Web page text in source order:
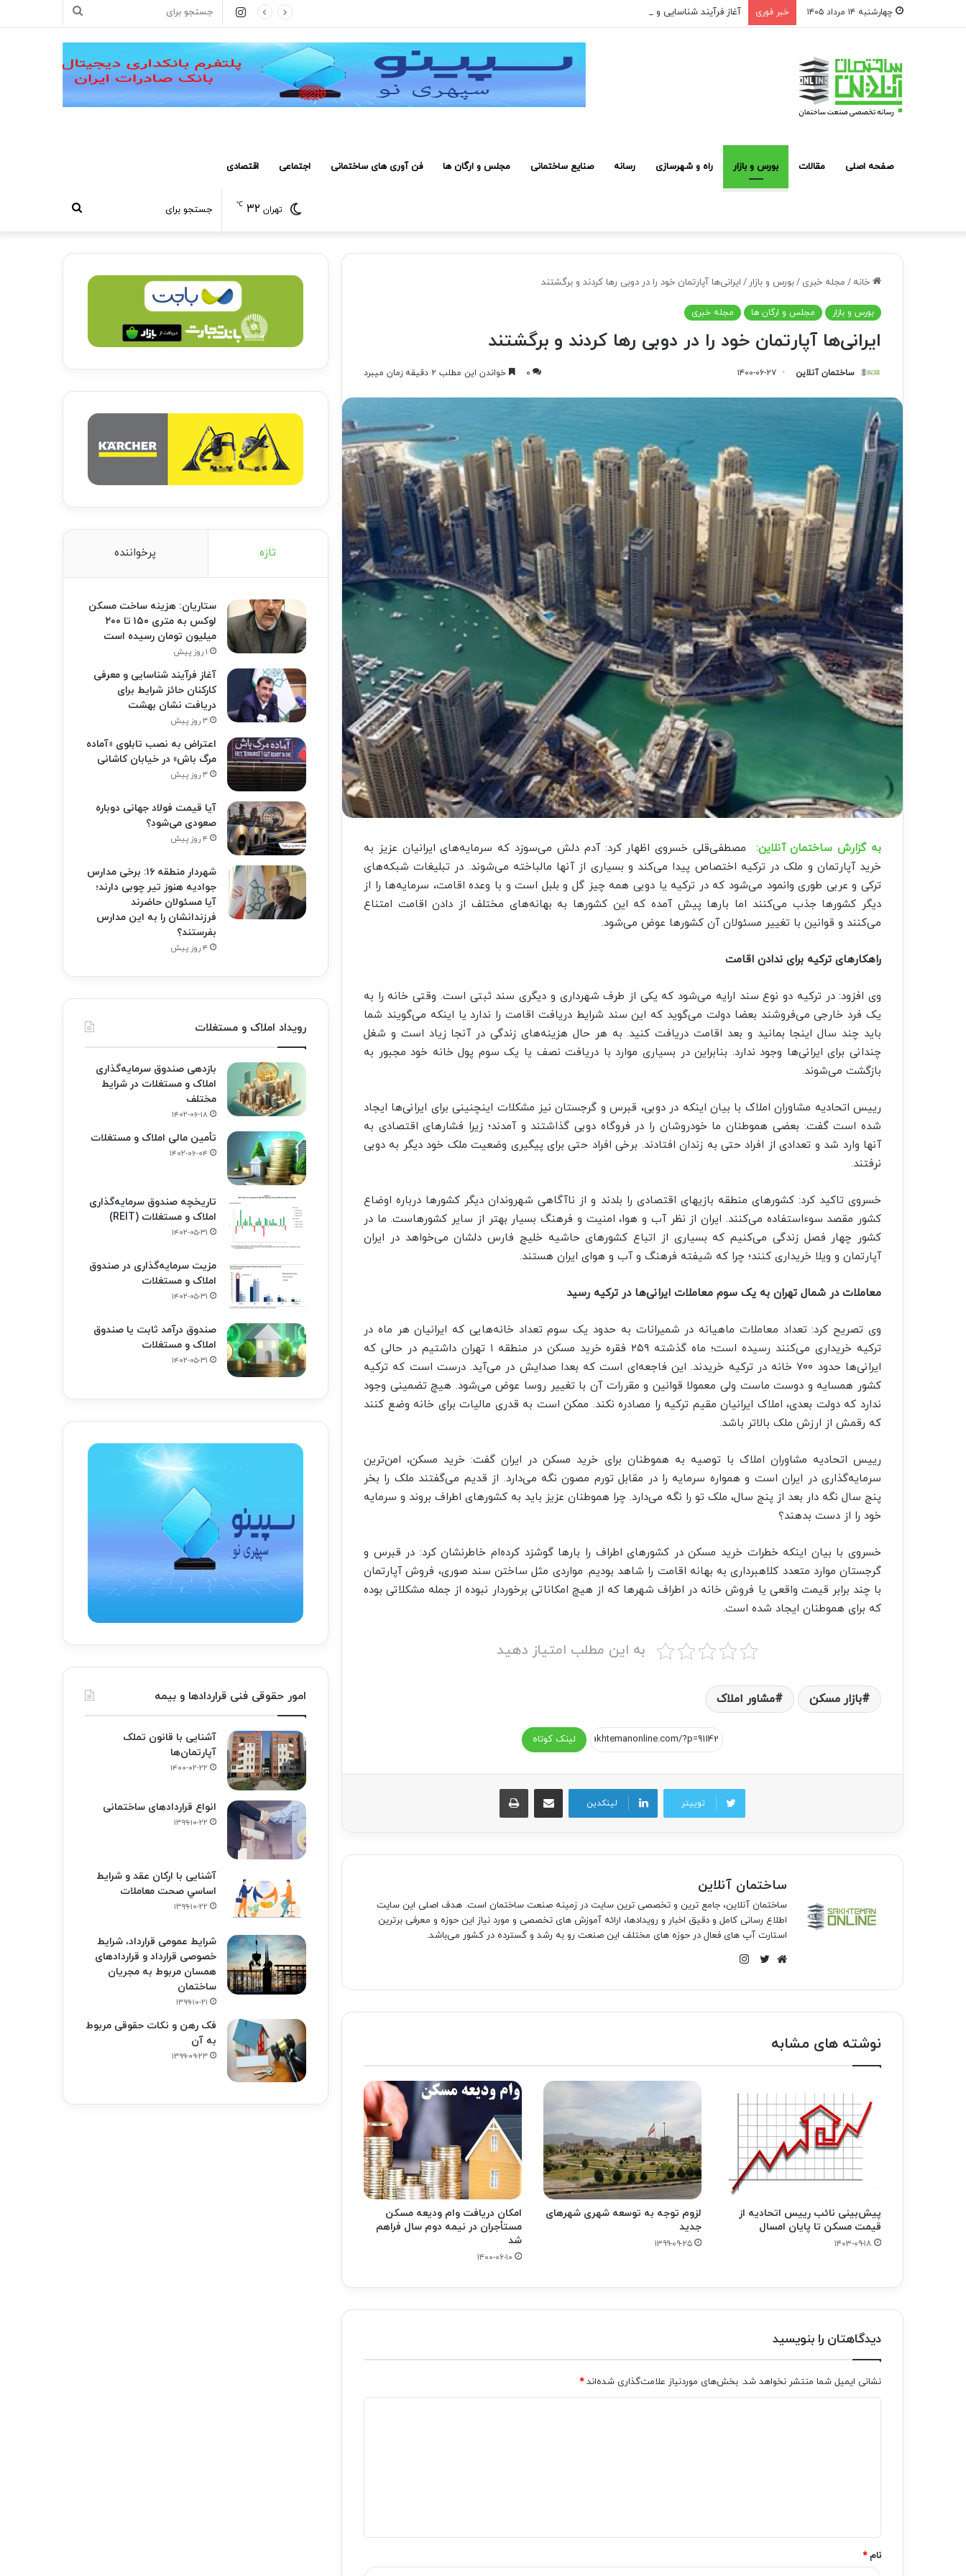
چهارشنبه ۱۴ مرداد ۱۴۰۵ خبر فوری آغاز فرآیند شناسایی و معرفی کارکنان حائز شرایط برای دریافت نشان بهشت
جستجو
اینستاگرام
صفحه اصلی مقالات بورس و بازار راه و شهرسازی رسانه صنایع ساختمانی مجلس و ارگان ها فن آوری های ساختمانی اجتماعی اقتصادی
جستجو
برای
تهران ۳۲ ℃
خانه / مجله خبری /بورس و بازار / ایرانی‌ها آپارتمان خود را در دوبی رها کردند و برگشتند
بورس و بازار مجلس و ارگان ها مجله خبری
ایرانی‌ها آپارتمان خود را در دوبی رها کردند و برگشتند
ساختمان آنلاین ۱۴۰۰-۰۶-۲۷ ۰ خواندن این مطلب ۲ دقیقه زمان میبرد
به گزارش ساختمان آنلاین:
مصطفی‌قلی خسروی اظهار کرد: آدم دلش می‌سوزد که سرمایه‌های ایرانیان عزیز به
خرید آپارتمان و ملک در ترکیه اختصاص پیدا می‌کند و بسیاری از آنها مالباخته می‌شوند. در تبلیغات شبکه‌های
ترکی و عربی طوری وانمود می‌شود که در ترکیه یا دوبی همه چیز گل و بلبل است و با وعده اقامت، سرمایه‌ها را از
دیگر کشورها جذب می‌کنند اما بارها پیش آمده که این کشورها به بهانه‌های مختلف از دادن اقامت امتناع
می‌کنند و قوانین با تغییر مسئولان آن کشورها عوض می‌شود.
راهکارهای ترکیه برای ندادن اقامت
وی افزود: در ترکیه دو نوع سند ارایه می‌شود که یکی از طرف شهرداری و دیگری سند ثبتی است. وقتی خانه را به
یک فرد خارجی می‌فروشند بعضا دولت می‌گوید که این سند شرایط دریافت اقامت را ندارد یا اینکه می‌گویند شما
باید چند سال اینجا بمانید و بعد اقامت دریافت کنید. به هر حال هزینه‌های زندگی در آنجا زیاد است و شغل
چندانی برای ایرانی‌ها وجود ندارد. بنابراین در بسیاری موارد با دریافت نصف یا یک سوم پول خانه خود مجبور به
بازگشت می‌شوند.
رییس اتحادیه مشاوران املاک با بیان اینکه در دوبی، قبرس و گرجستان نیز مشکلات اینچنینی برای ایرانی‌ها ایجاد
شده است گفت: بعضی هموطنان ما خودروشان را در فروگاه دوبی گذاشتند و آمدند؛ زیرا فشارهای اقتصادی به
آنها وارد شد و تعدادی از افراد حتی به زندان افتادند. برخی افراد حتی برای پیگیری وضعیت ملک خود دیگر به دوبی
نرفتند.
خسروی تاکید کرد: کشورهای منطقه بازیهای اقتصادی را بلدند و از ناآگاهی شهروندان دیگر کشورها درباره اوضاع
کشور مقصد سوءاستفاده می‌کنند. ایران از نظر آب و هوا، امنیت و فرهنگ بسیار بهتر از سایر کشورهاست. ما در
کشور چهار فصل زندگی می‌کنیم که بسیاری از اتباع کشورهای حاشیه خلیج فارس دلشان می‌خواهد در ایران
آپارتمان و ویلا خریداری کنند؛ چرا که شیفته فرهنگ و آب و هوای ایران هستند.
معاملات در شمال تهران به یک سوم معاملات ایرانی‌ها در ترکیه رسید
وی تصریح کرد: تعداد معاملات ماهیانه در شمیرانات به حدود یک سوم تعداد خانه‌هایی که ایرانیان هر ماه در
ترکیه خریداری می‌کنند رسیده است؛ ماه گذشته ۲۵۹ فقره خرید مسکن در منطقه ۱ تهران داشتیم در حالی که
ایرانی‌ها حدود ۷۰۰ خانه در ترکیه خریدند. این فاجعه‌ای است که بعدا صدایش در می‌آید. درست است که ترکیه
کشور همسایه و دوست ماست ولی معمولا قوانین و مقررات آن با تغییر روسا عوض می‌شود. هیچ تضمینی وجود
ندارد که دولت بعدی، املاک ایرانیان مقیم ترکیه را مصادره نکند. ممکن است به قدری مالیات برای خانه وضع کنند
که رقمش از ارزش ملک بالاتر باشد.
رییس اتحادیه مشاوران املاک با توصیه به هموطنان برای خرید مسکن در ایران گفت: خرید مسکن، امن‌ترین
سرمایه‌گذاری در ایران است و همواره سرمایه را در مقابل تورم مصون نگه می‌دارد. از قدیم می‌گفتند ملک را بخر
پنج سال نگه دار بعد از پنج سال، ملک تو را نگه می‌دارد. چرا هموطنان عزیز باید به کشورهای اطراف بروند و سرمایه
خود را از دست بدهند؟
خسروی با بیان اینکه خطرات خرید مسکن در کشورهای اطراف را بارها گوشزد کرده‌ام خاطرنشان کرد: در قبرس و
گرجستان موارد متعدد کلاهبرداری به بهانه اقامت را شاهد بودیم. مواردی مثل ساختن سند صوری، فروش آپارتمان
با چند برابر قیمت واقعی یا فروش خانه در اطراف شهرها که از هیچ امکاناتی برخوردار نبوده از جمله مشکلاتی بوده
که برای هموطنان ایجاد شده است.
به این مطلب امتیاز دهید
بازار مسکن مشاور املاک
لینک کوتاه
توییتر لینکدین
اشتراک گذاری از طریق ایمیل چاپ
ساختمان آنلاین
ساختمان آنلاین، جامع ترین و تخصصی ترین سایت در زمینه صنعت ساختمان است. هدف اصلی این سایت
اطلاع رسانی کامل و دقیق اخبار و رویدادها، ارائه آموزش های تخصصی و مورد نیاز این حوزه و معرفی برترین
استارت آپ های فعال در حوزه های مختلف این صنعت رو به رشد و گسترده در کشور می‌باشد.
نوشته های مشابه
پیش‌بینی نائب رییس اتحادیه از
قیمت مسکن تا پایان امسال
۱۴۰۳-۰۹-۱۸
لزوم توجه به توسعه شهری شهرهای
جدید
۱۳۹۹-۰۹-۲۵
امکان دریافت وام ودیعه مسکن
مستأجران در نیمه دوم سال فراهم
شد
۱۴۰۰-۰۶-۱۰
دیدگاهتان را بنویسید
نشانی ایمیل شما منتشر نخواهد شد. بخش‌های موردنیاز علامت‌گذاری شده‌اند*
*
نام*
تازه پرخواننده
ستاریان: هزینه ساخت مسکن
لوکس به متری ۱۵۰ تا ۲۰۰
میلیون تومان رسیده است
۱ روز پیش
آغاز فرآیند شناسایی و معرفی
کارکنان حائز شرایط برای
دریافت نشان بهشت
۳ روز پیش
اعتراض به نصب تابلوی «آماده
مرگ باش» در خیابان کاشانی
۳ روز پیش
آیا قیمت فولاد جهانی دوباره
صعودی می‌شود؟
۴ روز پیش
شهردار منطقه ۱۶: برخی مدارس
جوادیه هنوز تیر چوبی دارند؛
آیا مسئولان حاضرند
فرزندانشان را به این مدارس
بفرستند؟
۴ روز پیش
رویداد املاک و مستغلات
بازدهی صندوق سرمایه‌گذاری
املاک و مستغلات در شرایط
مختلف
۱۴۰۲-۰۶-۱۸
تأمین مالی املاک و مستغلات
۱۴۰۲-۰۶-۰۴
تاریخچه صندوق سرمایه‌گذاری
املاک و مستغلات (REIT)
۱۴۰۲-۰۵-۳۱
مزیت سرمایه‌گذاری در صندوق
املاک و مستغلات
۱۴۰۲-۰۵-۳۱
صندوق درآمد ثابت یا صندوق
املاک و مستغلات
۱۴۰۲-۰۵-۳۱
امور حقوقی فنی قراردادها و بیمه
آشنایی با قانون تملک
آپارتمان‌ها
۱۴۰۰-۰۲-۲۲
انواع قراردادهای ساختمانی
۱۳۹۹-۱۰-۲۲
آشنایی با ارکان عقد و شرايط
اساسي صحت معاملات
۱۳۹۹-۱۰-۲۲
شرایط عمومی قرارداد، شرایط
خصوصی قرارداد و قراردادهای
همسان مربوط به مجریان
ساختمان
۱۳۹۹-۱۰-۲۱
فک‌ رهن و نکات حقوقی مربوط
به آن
۱۳۹۹-۰۹-۲۳